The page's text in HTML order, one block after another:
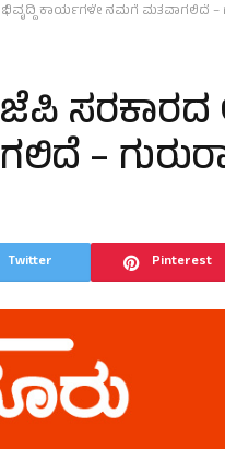
ಕಾರ್ಯಗಳೇ ನಮಗೆ ಮತವಾಗಲಿದೆ –
–
Twitter Pinterest